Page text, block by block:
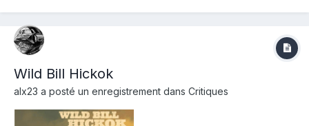
Wild Bill Hickok
alx23 a posté un enregistrement dans Critiques